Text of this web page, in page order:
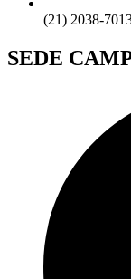
(21) 2038-
SEDE